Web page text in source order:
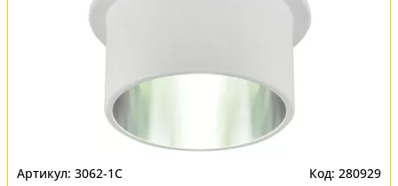
3062-1C 280929